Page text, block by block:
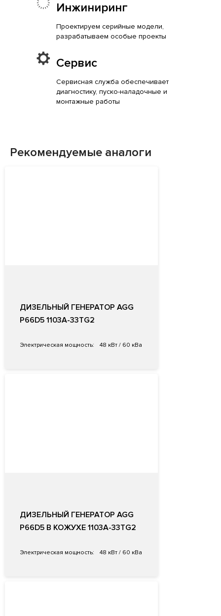
Инжиниринг
Проектируем серийные модели,
разрабатываем особые проекты
Сервис
Сервисная служба обеспечивает
диагностику, пуско-наладочные и
монтажные работы
Рекомендуемые аналоги
ДИЗЕЛЬНЫЙ ГЕНЕРАТОР AGG
P66D5 1103A-33TG2
Электрическая мощность: 48 кВт / 60 кВа
ДИЗЕЛЬНЫЙ ГЕНЕРАТОР AGG
P66D5 В КОЖУХЕ 1103A-33TG2
Электрическая мощность: 48 кВт / 60 кВа